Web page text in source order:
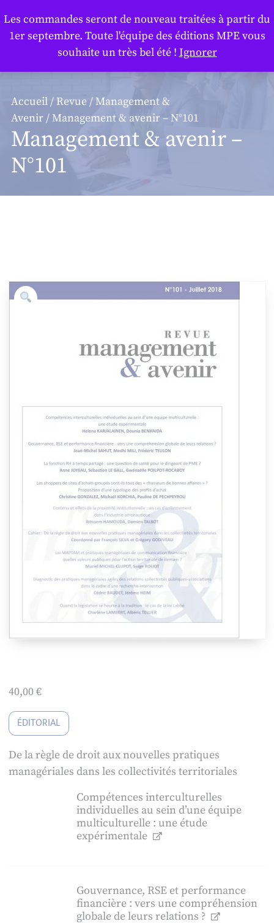
Accueil/ Revue/Management &
Avenir/ Management & avenir – N°101
Management & avenir –
N°101
40,00€
ÉDITORIAL
De la règle de droit aux nouvelles pratiques
managériales dans les collectivités territoriales
Compétences interculturelles
individuelles au sein d’une équipe
multiculturelle : une étude
expérimentale
Gouvernance, RSE et performance
financière : vers une compréhension
globale de leurs relations ?
Les commandes seront de nouveau traitées à partir du
1er septembre. Toute l'équipe des éditions MPE vous
souhaite un très bel été ! Ignorer